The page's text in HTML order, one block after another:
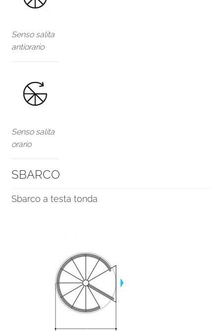
Senso salita
antiorario
Senso salita
orario
SBARCO
Sbarco a testa tonda